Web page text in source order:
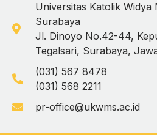
Universitas Katolik Widya
Surabaya
Jl. Dinoyo No.42-44,
Tegalsari, Surabaya,
(031) 567 8478
(031) 568 2211
pr-office@ukwms.ac.id